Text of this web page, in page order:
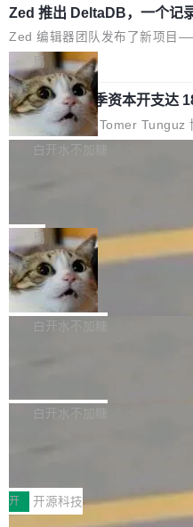
计划的顶峰。 十年前，Ken...
个小型数据库，应用天然按分片
库的竞争和爆炸半径问题在设计
了。 闲置的 cell 会休眠到几乎
l 迁移或唤醒时，新宿主从 S3
库继续执行。存储库是持久化
高价的三星折叠（三星Galaxy
Fold8 / Z Flip8）外，其余要么
例如iQOO Z11i、REDMI Note
te 17 Pro、OPPO K15，要么
样的次旗舰。 Galaxy Z Fold8
Z Flip8三款折叠屏新机均在7月
部搭载骁龙8 Elite Gen5 for
Zed 推出 DeltaDB，一个记
之间所有操作的版本控制系统
Zed 编辑器团队发布了新项目
个在 git commit 之间记录每一
本控制系统。目前处于 Early
ltaDB 的核心思路直接写在
眼的位置：「Software is made
mits」——软件是在 commit 之
是把这段空隙补上。 回退到任
aDB 捕获 commit 之间的每一次
局
SpaceXAI 单季资本开支达
根据风险投资人Tomer Tunguz
析）披露的最新分析与第二季度
微软同期总资本开支的四成。
bet、微软以及 Meta 等传统科
ceXAI的资金消耗速度尤为引人
撑庞大支出的资金来源却呈现
貌。数据显示，微软和 Meta 主
白开水不加糖
一个在终端里运行的编程 agent
1.2，驱动这个 agent 的新模型
你可以用 curl -fsSL https://
sh | bash 安装一个能在大项目
代码、验证结果的 AI 终端工具
个主 agent 循环，外加一组后
局
美团开源 LoHoSearch，用
准 AI 能力认知
机器出题的前提，是让机器拥
构建流程可以分为四个环节：
白开水不加糖
库，并将作为transport接入
MPComm将作为一种传输引擎
ENT，实现零拷贝传输性能提升
白开水不加糖
型案例入选名单》，深信服“面
开源 AI 编程平台 CoStrict 应用”
开 开源科技